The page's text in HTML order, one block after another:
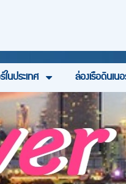
ในประเทศ ล่องเรือดินเน